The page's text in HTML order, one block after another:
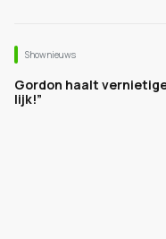
Shownieuws
Gordon haalt
lijk!”